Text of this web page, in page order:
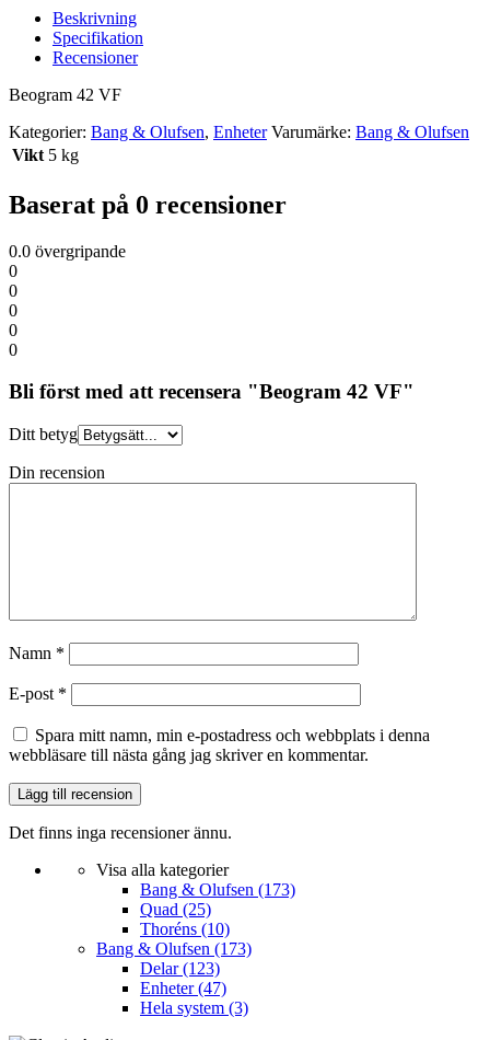
Beskrivning
Specifikation
Recensioner
Beogram 42 VF
Kategorier: Bang & Olufsen, Enheter Varumärke: Bang & Olufsen
Vikt 5 kg
Baserat på 0 recensioner
0.0 övergripande
0
0
0
0
0
Bli först med att recensera "Beogram 42 VF"
Ditt betyg
Din recension
Namn *
E-post *
Spara mitt namn, min e-postadress och webbplats i denna
webbläsare till nästa gång jag skriver en kommentar.
Det finns inga recensioner ännu.
Visa alla kategorier
Bang & Olufsen (173)
Quad (25)
Thoréns (10)
Bang & Olufsen (173)
Delar(123)
Enheter(47)
Hela system (3)